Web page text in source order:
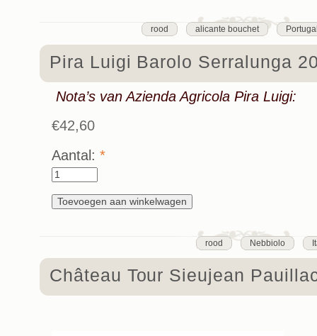
rood alicante bouchet
Pira Luigi Barolo Serralunga
Nota’s van Azienda Agricola Pira Luigi:
€42,60
Aantal: *
rood Nebbiolo
Château Tour Sieujean